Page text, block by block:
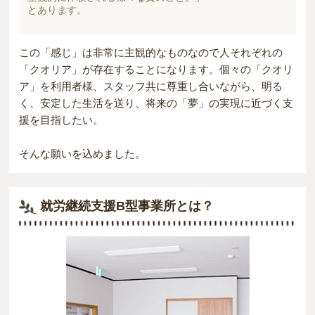
とあります。
この「感じ」は非常に主観的なものなので人それぞれの
「クオリア」が存在することになります。個々の「クオリ
ア」を利用者様、スタッフ共に尊重し合いながら、明る
く、安定した生活を送り、将来の「夢」の実現に近づく支
援を目指したい。
そんな願いを込めました。
就労継続支援B型事業所とは？